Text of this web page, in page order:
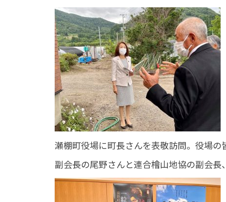
瀬棚町役場に町長さんを表敬訪問。役場
副会長の尾野さんと連合檜山地協の副会長